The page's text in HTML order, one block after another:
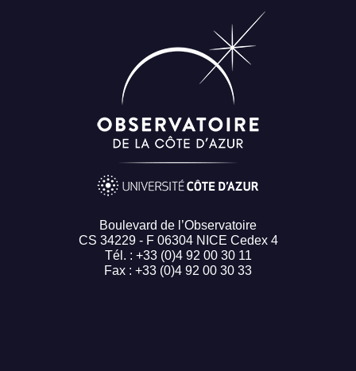
Boulevard de l’Observatoire
CS 34229 - F 06304 NICE Cedex 4
Tél. : +33 (0)4 92 00 30 11
Fax : +33 (0)4 92 00 30 33